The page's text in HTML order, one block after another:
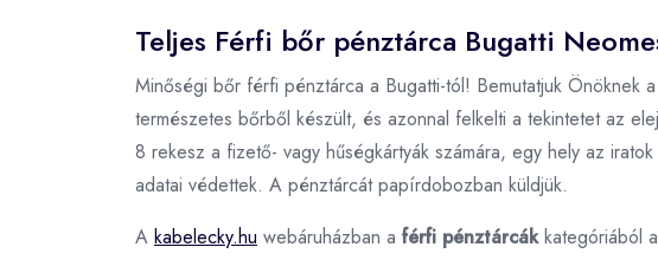
Teljes Férfi bőr pénztárca Bugatti
Minőségi bőr férfi pénztárca a Bugatti-tól! Bemutatjuk Önöknek
természetes bőrből készült, és azonnal felkelti a tekintetet az
8 rekesz a fizető- vagy hűségkártyák számára, egy hely az
adatai védettek. A pénztárcát papírdobozban küldjük.
A kabelecky.hu webáruházban a férfi pénztárcákkategóriából a